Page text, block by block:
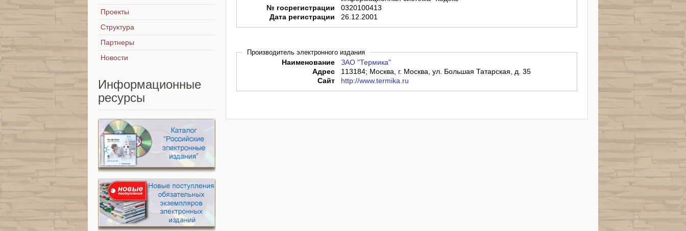
№ госрегистрации
0320100413
Дата регистрации
26.12.2001
Производитель электронного издания
Наименование
ЗАО "Термика"
Адрес
113184; Москва, г. Москва, ул. Большая Татарская, д. 35
Сайт
http://www.termika.ru
Проекты
Структура
Партнеры
Новости
Информационные
ресурсы